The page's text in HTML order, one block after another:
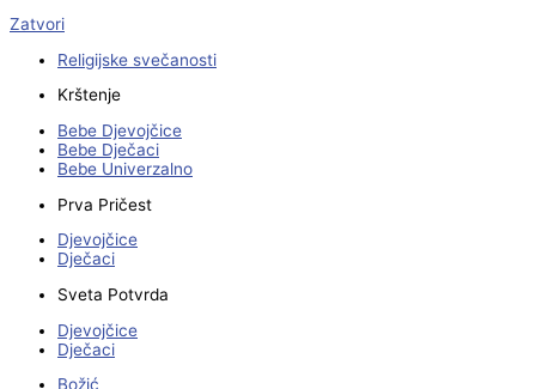
Zatvori
Religijske svečanosti
Krštenje
Bebe Djevojčice
Bebe Dječaci
Bebe Univerzalno
Prva Pričest
Djevojčice
Dječaci
Sveta Potvrda
Djevojčice
Dječaci
Božić